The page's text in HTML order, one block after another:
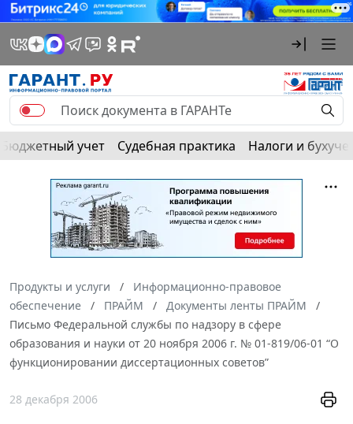
Бюджетный учет Судебная практика Налоги и
Продукты и услуги
Информационно-правовое
обеспечение
ПРАЙМ
Документы ленты ПРАЙМ
Письмо Федеральной службы по надзору в сфере
образования и науки от 20 ноября 2006 г. № 01-819/06-01 “О
функционировании диссертационных советов”
28 декабря 2006